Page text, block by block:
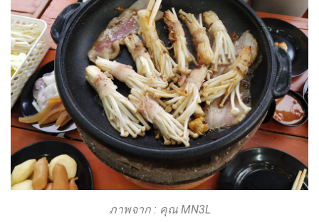
ภาพจาก : คุณ MN3L